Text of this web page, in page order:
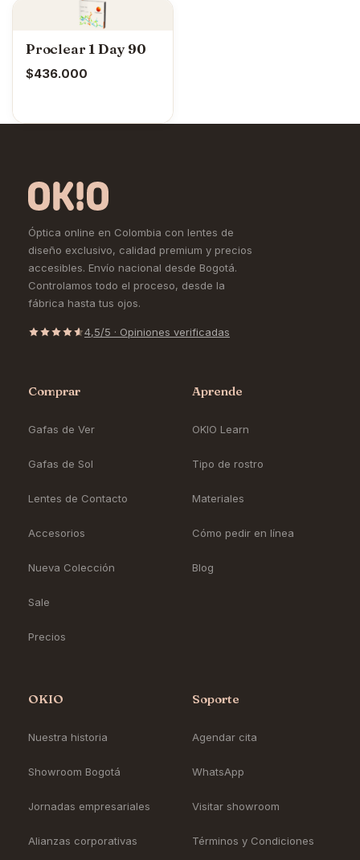
Proclear 1 Day 90
$436.000
Óptica online en Colombia con lentes de
diseño exclusivo, calidad premium y precios
accesibles. Envío nacional desde Bogotá.
Controlamos todo el proceso, desde la
fábrica hasta tus ojos.
4,5/5 · Opiniones verificadas
Comprar
Gafas de Ver
Gafas de Sol
Lentes de Contacto
Accesorios
Nueva Colección
Sale
Precios
Aprende
OKIO Learn
Tipo de rostro
Materiales
Cómo pedir en línea
Blog
OKIO
Nuestra historia
Showroom Bogotá
Jornadas empresariales
Alianzas corporativas
Soporte
Agendar cita
WhatsApp
Visitar showroom
Términos y Condiciones